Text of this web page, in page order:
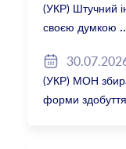
(УКР) Штучний
своєю думкою
(УКР) МОН
форми